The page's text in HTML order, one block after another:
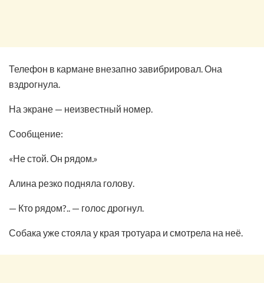
Телефон в кармане внезапно завибрировал. Она
вздрогнула.
На экране — неизвестный номер.
Сообщение:
«Не стой. Он рядом.»
Алина резко подняла голову.
— Кто рядом?.. — голос дрогнул.
Собака уже стояла у края тротуара и смотрела на неё.